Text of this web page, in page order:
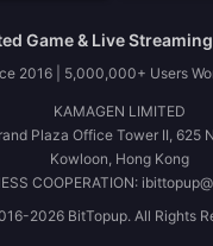
Game & Live
2016 | 5,000,000+ Users
KAMAGEN LIMITED
Plaza Office Tower II, 625
Kowloon, Hong Kong
COOPERATION:
2026 BitTopup. All Rights